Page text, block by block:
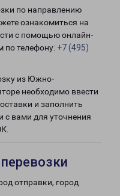
по направлению
ознакомиться на
с помощью онлайн-
по телефону: +7 (495)
из Южно-
необходимо ввести
и заполнить
с вами для уточнения
отправки, город